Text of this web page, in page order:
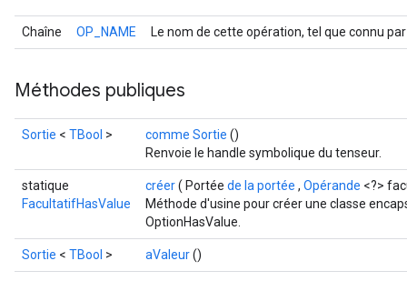
Chaîne OP_NAME Le nom de cette opération, tel que connu
Méthodes publiques
Sortie < TBool > comme Sortie ()
Renvoie le handle symbolique du tenseur.
statique
FacultatifHasValue
créer( Portée de la portée , Opérande <?>
Méthode d'usine pour créer une classe
OptionHasValue.
Sortie < TBool > aValeur()